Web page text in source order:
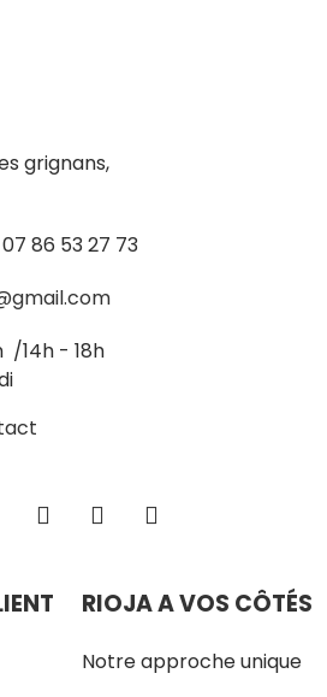
grignans,
86 53 27 73
/14h - 18h
RIOJA A VOS CÔTÉS
Notre approche unique